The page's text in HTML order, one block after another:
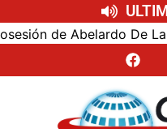
Abelardo De La